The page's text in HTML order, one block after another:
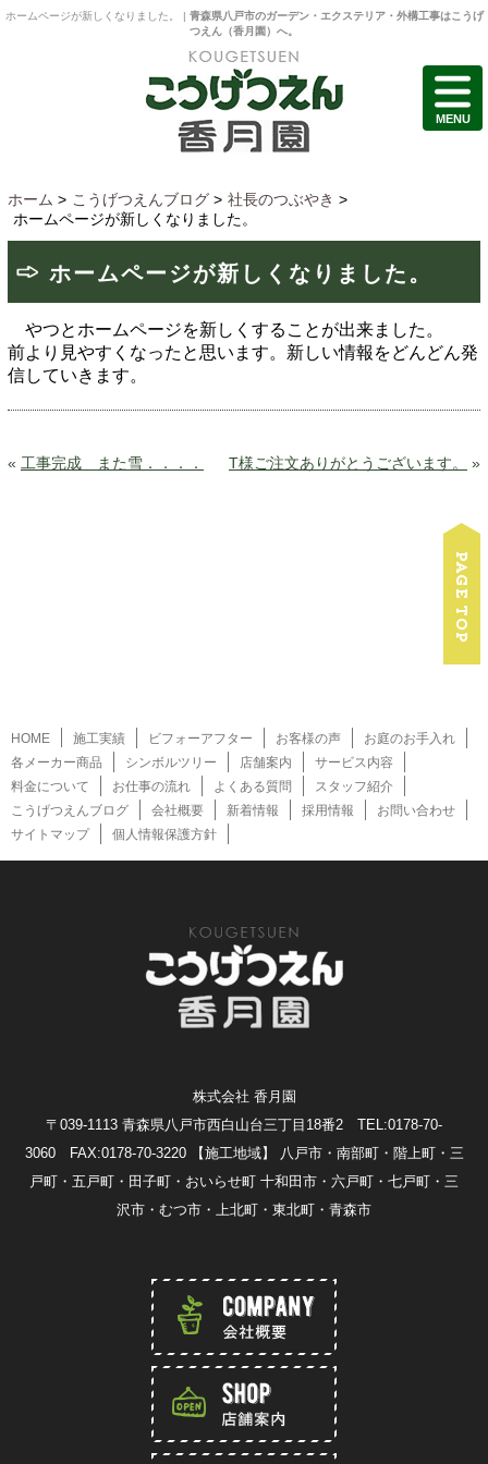
ホームページが新しくなりました。 | 青森県八戸市のガーデン・エクステリア・外構工事はこうげ
つえん（香月園）へ。
ホーム > こうげつえんブログ > 社長のつぶやき >
ホームページが新しくなりました。
ホームページが新しくなりました。
やつとホームページを新しくすることが出来ました。
前より見やすくなったと思います。新しい情報をどんどん発
信していきます。
« 工事完成 また雪．．．． T様ご注文ありがとうございます。 »
HOME 施工実績 ビフォーアフター お客様の声
お庭のお手入れ
各メーカー商品
シンボルツリー 店舗案内
サービス内容
料金について
お仕事の流れ よくある質問
スタッフ紹介
こうげつえんブログ
会社概要 新着情報 採用情報
お問い合わせ
サイトマップ
個人情報保護方針
株式会社 香月園
〒039-1113 青森県八戸市西白山台三丁目18番2 TEL:0178-70-
3060 FAX:0178-70-3220
【施工地域】 八戸市・南部町・階上町・三
戸町・五戸町・田子町・おいらせ町 十和田市・六戸町・七戸町・三
沢市・むつ市・上北町・東北町・青森市
MENU